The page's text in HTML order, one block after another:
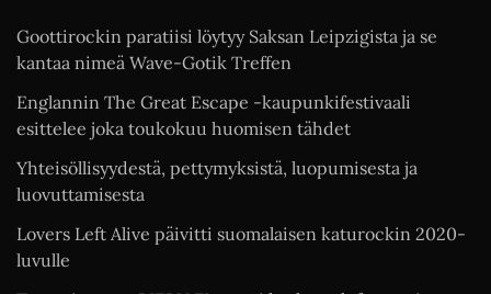
Goottirockin paratiisi löytyy Saksan Leipzigista ja se
kantaa nimeä Wave-Gotik Treffen
Englannin The Great Escape -kaupunkifestivaali
esittelee joka toukokuu huomisen tähdet
Yhteisöllisyydestä, pettymyksistä, luopumisesta ja
luovuttamisesta
Lovers Left Alive päivitti suomalaisen katurockin 2020-
luvulle